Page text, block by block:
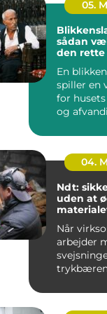
05.
sådan
den
En
spiller en
for
og
04.
Ndt:
uden at
Når
arbejder
fe...